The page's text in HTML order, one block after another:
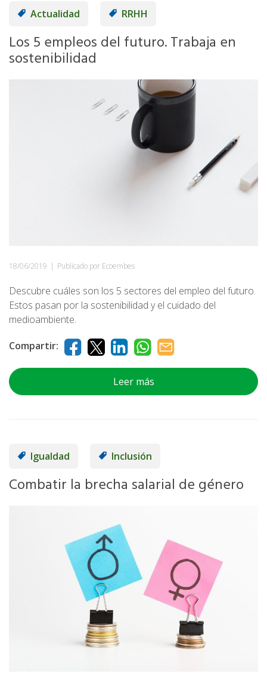
Actualidad RRHH
Los 5 empleos del futuro. Trabaja en
sostenibilidad
18/06/2019 | Publicado por Ecoembes
Descubre cuáles son los 5 sectores del empleo del futuro.
Estos pasan por la sostenibilidad y el cuidado del
medioambiente.
Compartir:
Leer más
Igualdad Inclusión
Combatir la brecha salarial de género